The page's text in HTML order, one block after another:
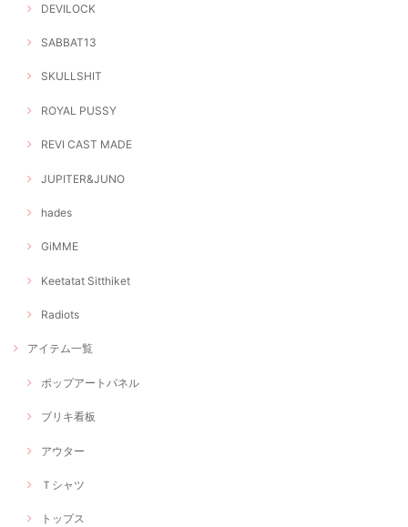
DEVILOCK
SABBAT13
SKULLSHIT
ROYAL PUSSY
REVI CAST MADE
JUPITER&JUNO
hades
GiMME
Keetatat Sitthiket
Radiots
アイテム一覧
ポップアートパネル
ブリキ看板
アウター
Ｔシャツ
トップス